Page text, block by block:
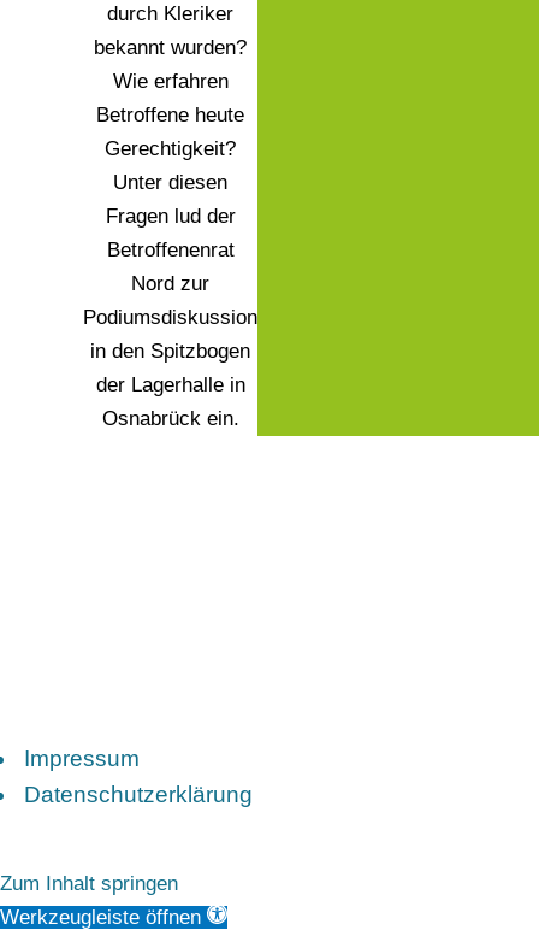
durch Kleriker
bekannt wurden?
Wie erfahren
Betroffene heute
Gerechtigkeit?
Unter diesen
Fragen lud der
Betroffenenrat
Nord zur
Podiumsdiskussion
in den Spitzbogen
der Lagerhalle in
Osnabrück ein.
Impressum
Datenschutzerklärung
Zum Inhalt springen
Werkzeugleiste öffnen